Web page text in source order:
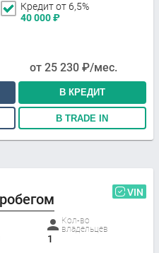
Кредит от 6,5%
40 000₽
от 25 230 ₽/мес.
В КРЕДИТ
В TRADE IN
VIN
Кол-во
владельцев
1